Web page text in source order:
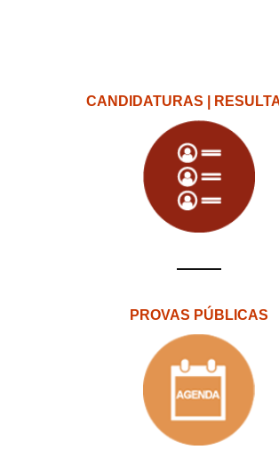
CANDIDATURAS |
PROVAS PÚBLICAS